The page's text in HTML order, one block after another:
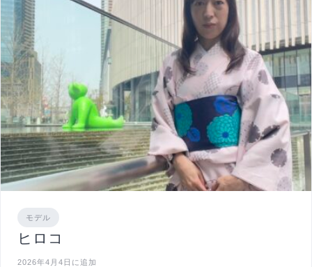
モデル
ヒロコ
2026年4月4日に追加